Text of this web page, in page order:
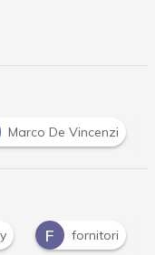
Marco De Vincenzi
F fornitori